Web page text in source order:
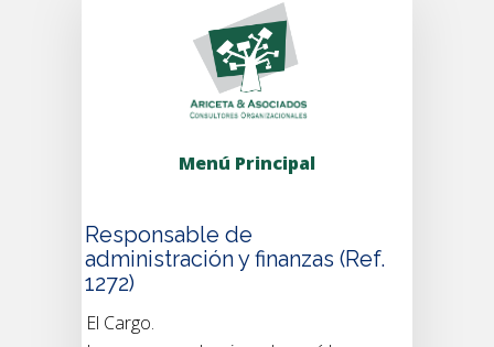
Menú Principal
Responsable de
administración y finanzas (Ref.
1272)
El Cargo.